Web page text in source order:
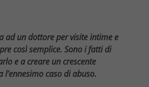
ad un dottore per visite intime e
così semplice. Sono i fatti di
e a creare un crescente
caso di abuso.